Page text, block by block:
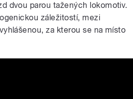
dvou parou tažených lokomotiv.
záležitostí, mezi
za kterou se na místo